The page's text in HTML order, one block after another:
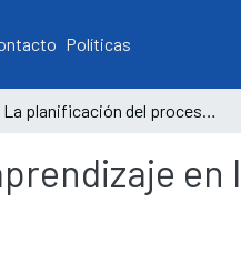
Políticas
La planificación del proceso de enseñanza y aprendizaje en la educación inicial
en